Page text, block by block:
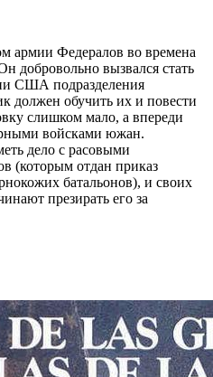
армии Федералов во времена
вызвался стать
США подразделения
должен обучить их и повести
слишком мало, а впереди
войсками южан.
дело с расовыми
(которым отдан приказ
батальонов), и своих
презирать его за